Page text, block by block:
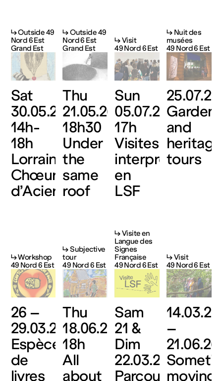
↳ Outside 49
Nord 6 Est
Grand Est
↳ Outside 49
Nord 6 Est
Grand Est
↳ Visit
49 Nord 6 Est
↳ Nuit des
musées
49 Nord 6 Est
Sat
30.05.26,
14h-
18h
Lorraine
Chœurs
d’Acier
↳ Workshop
49 Nord 6 Est
Thu
21.05.26,
18h30
Under
the
same
roof
↳ Subjective
tour
49 Nord 6 Est
Sun
05.07.26,
17h
Visites
interprétées
en
LSF
↳ Visite en
Langue des
Signes
Française
49 Nord 6 Est
Garden
and
heritage
tours
↳ Visit
49 Nord 6 Est
26 –
29.03.26
Espèces
de
livres
Thu
18.06.26,
18h
All
about
Sam
21 &
Dim
22.03.26
Parcours
14.03.26
–
21.06.26
moving